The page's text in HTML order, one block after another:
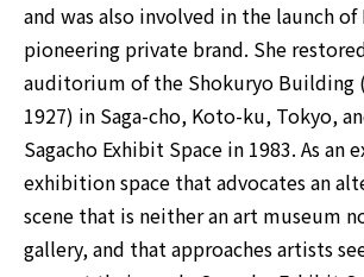
and was also involved in the launch of
pioneering private brand. She
auditorium of the Shokuryo Building
1927) in Saga-cho, Koto-ku, Tokyo,
Sagacho Exhibit Space in 1983. As an
exhibition space that advocates an
scene that is neither an art museum
gallery, and that approaches artists